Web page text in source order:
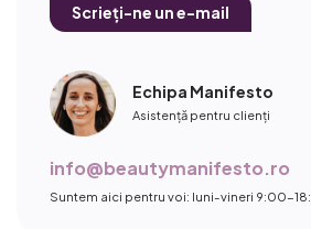
Scrieți-ne un e-mail
Echipa Manifesto
Asistență pentru clienți
info@beautymanifesto.ro
Suntem aici pentru voi: luni-vineri 9:00-